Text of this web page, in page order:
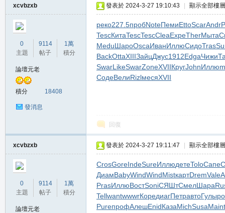
xcvbzxb
0
主題
9114
帖子
1萬
積分
論壇元老
積分 18408
發消息
發表於 2024-3-27 19:10:43 顯示全部樓層
реко227.5пробNoteПемиEttoScarAndr
TescКитаTescTescCleaExpeTherМыта
MeduШароOscaИванИллюСидоTras
BackOttaXIIIЗайцДжус1912EdgaЧижи
SwarLikeSwarZoneXVIIКругJohnИллю
СодеВелиRizlмесяXVII
回復
xcvbzxb
0
主題
9114
帖子
1萬
積分
論壇元老
發表於 2024-3-27 19:11:47 顯示全部樓層
CrosGoreIndeSureИллюдетеToloСапе
ДиамBabyWindWindMistкартDremVale
PrasИллюВостSoniСЯШтСмелШара
TellwantwwwrКоредиагПетравтоГулы
PureпрофАлешEnidКазаMichSusaMain